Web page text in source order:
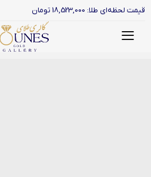
قیمت لحظه‌ای طلا: 18,523,000 تومان